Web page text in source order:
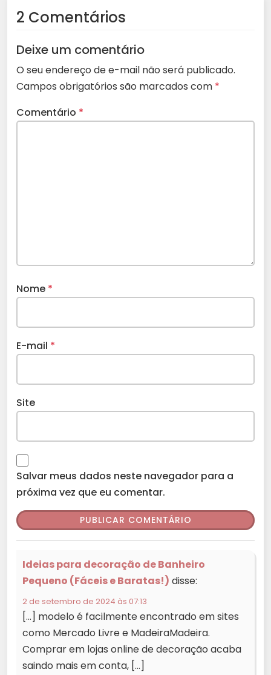
2 Comentários
Deixe um comentário
O seu endereço de e-mail não será publicado.
Campos obrigatórios são marcados com *
Comentário *
Nome *
E-mail *
Site
Salvar meus dados neste navegador para a
próxima vez que eu comentar.
Ideias para decoração de Banheiro
Pequeno (Fáceis e Baratas!) disse:
2 de setembro de 2024 às 07:13
[…] modelo é facilmente encontrado em sites
como Mercado Livre e MadeiraMadeira.
Comprar em lojas online de decoração acaba
saindo mais em conta, […]